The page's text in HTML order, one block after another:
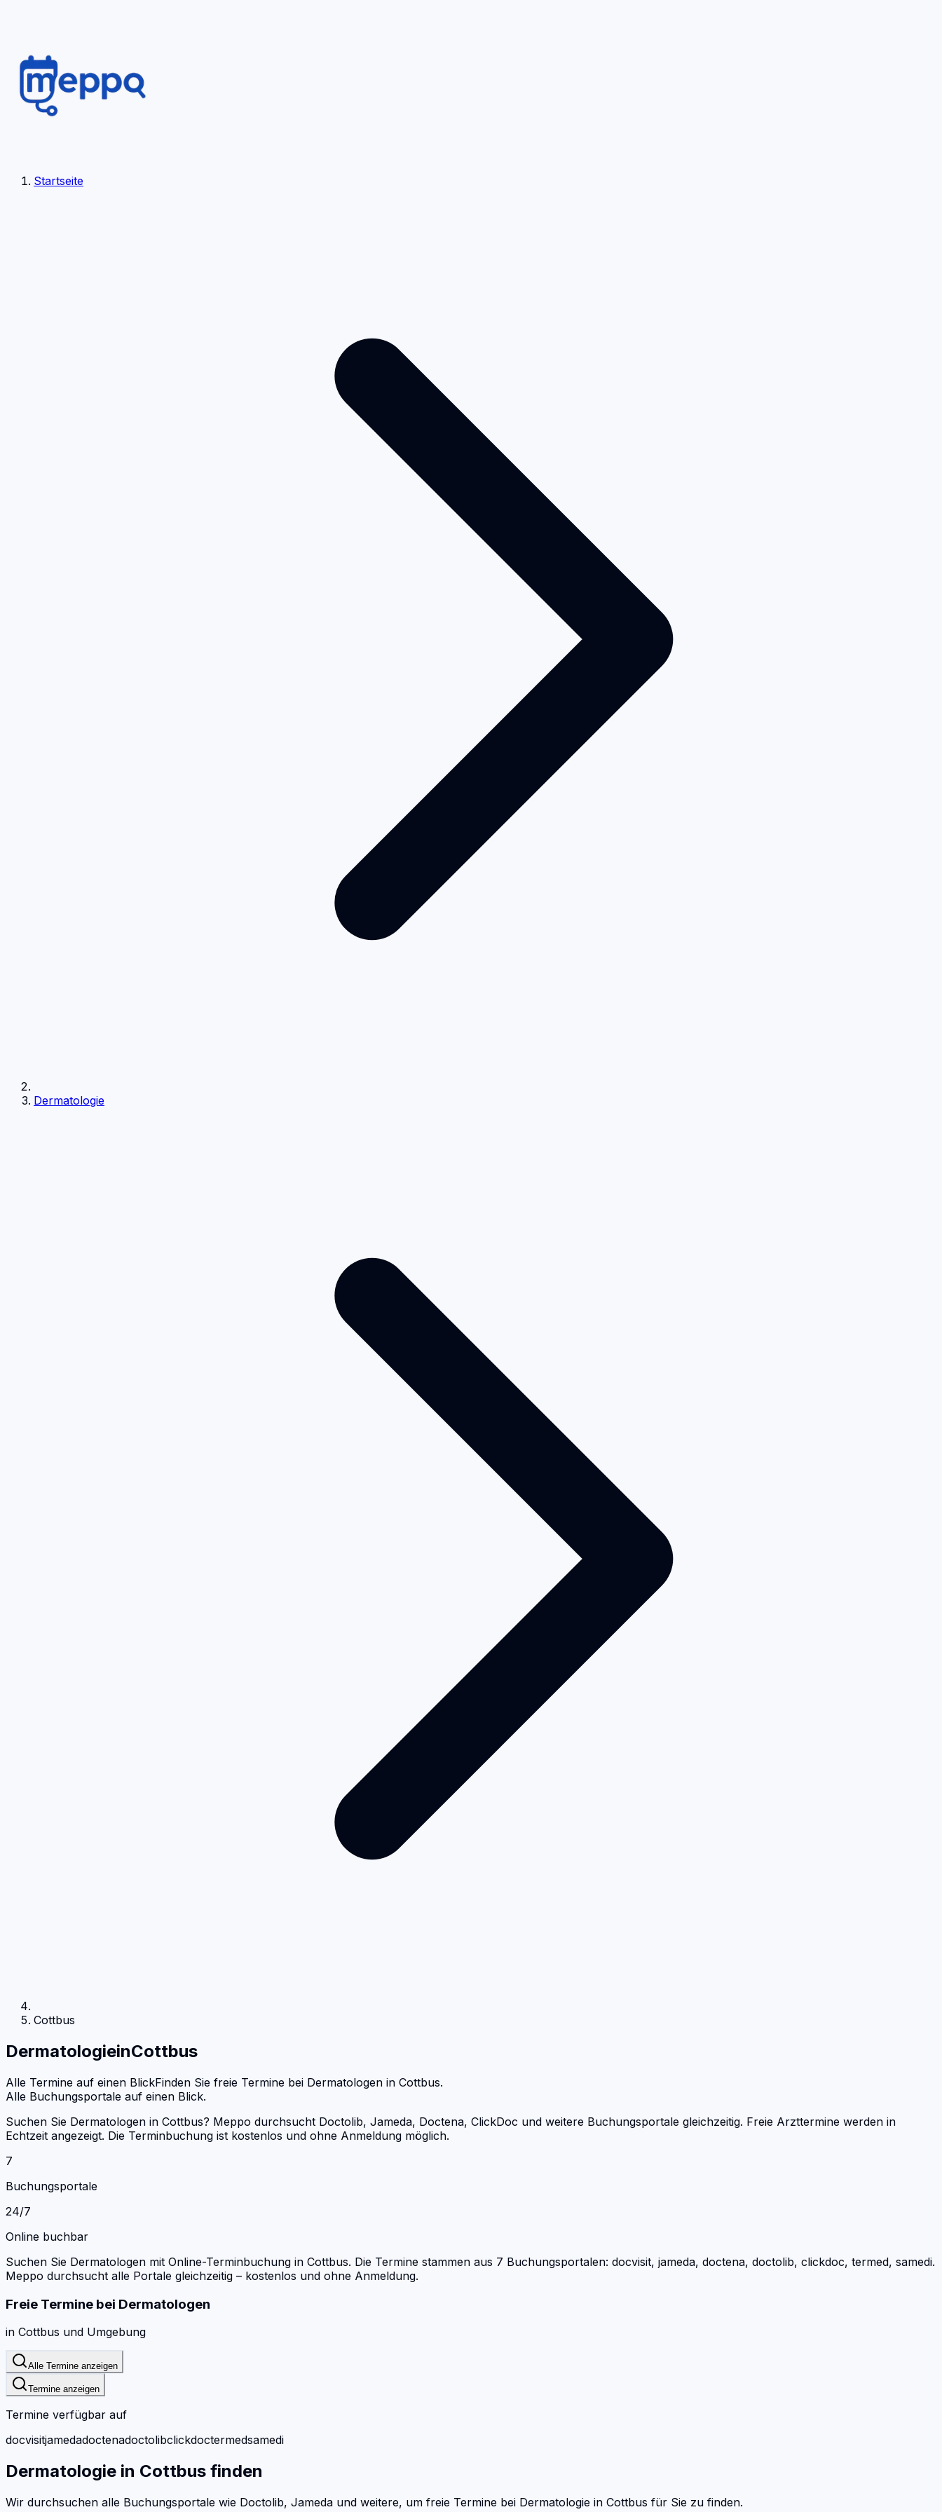
Startseite
Dermatologie
Cottbus
DermatologieinCottbus
Alle Termine auf einen BlickFinden Sie freie Termine bei Dermatologen in Cottbus.
Alle Buchungsportale auf einen Blick.
Suchen Sie Dermatologen in Cottbus? Meppo durchsucht Doctolib, Jameda, Doctena, ClickDoc und weitere Buchungsportale gleichzeitig. Freie Arzttermine werden in
Echtzeit angezeigt. Die Terminbuchung ist kostenlos und ohne Anmeldung möglich.
7
Buchungsportale
24/7
Online buchbar
Suchen Sie Dermatologen mit Online-Terminbuchung in Cottbus. Die Termine stammen aus 7 Buchungsportalen: docvisit, jameda, doctena, doctolib, clickdoc, termed, samedi.
Meppo durchsucht alle Portale gleichzeitig – kostenlos und ohne Anmeldung.
Freie Termine bei Dermatologen
in Cottbus und Umgebung
Alle Termine anzeigen
Termine anzeigen
Termine verfügbar auf
docvisitjamedadoctenadoctolibclickdoctermedsamedi
Dermatologie in Cottbus finden
Wir durchsuchen alle Buchungsportale wie Doctolib, Jameda und weitere, um freie Termine bei Dermatologie in Cottbus für Sie zu finden.